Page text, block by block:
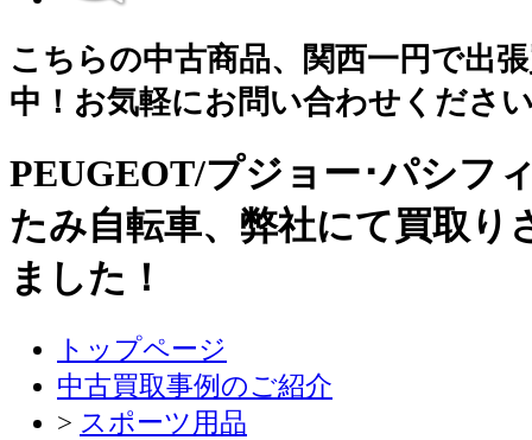
こちらの中古商品、関西一円で出
中！お気軽にお問い合わせくださ
PEUGEOT/プジョー･パシフ
たみ自転車、弊社にて買取り
ました！
トップページ
中古買取事例のご紹介
> スポーツ用品